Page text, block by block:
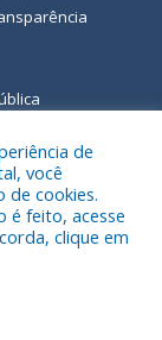
de Igarapé-
de
você
de cookies.
é feito, acesse
clique em